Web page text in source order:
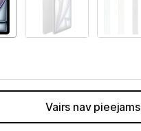
E-grāmatu lasītāji
Piederumi
ViedierīcesVairs nav pieejams